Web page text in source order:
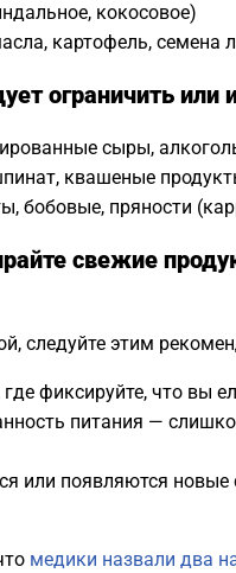
кокосовое)
картофель, семена
ограничить или
сыры,
квашеные
бобовые, пряности
свежие
следуйте этим
фиксируйте, что вы
питания —
или появляются
медики назвали два